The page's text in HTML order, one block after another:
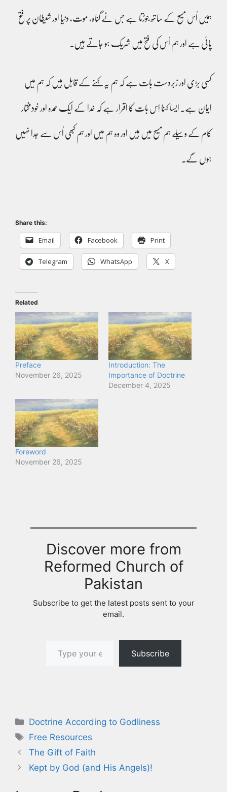
ہمیں اُس مسیح کے ساتھ جوڑتا ہے جس نے گناہ، موت، دنیا اور شیطان پر فتح
پائی ہے اور ہم اُس کی فتح میں شریک ہو جاتے ہیں۔
کسی بڑی اور زبردست بات ہے کہ ہم یہ کہنے کے قابل ہیں کہ ہم میں
ایمان ہے۔ ایسا کہنا اِس بات کا اقرار ہے کہ خدا کے ایک عمدہ اور خودمختار
کام کے وسیلے ہم مسیح میں ہیں اور وہ ہم میں اور ہم کبھی اُس سے جدا نہیں
ہوں گے۔
Share this:
Email Facebook Print
Telegram WhatsApp X
Related
Preface
November 26, 2025
Introduction: The
Importance of Doctrine
December 4, 2025
Foreword
November 26, 2025
Discover more from
Reformed Church of
Pakistan
Subscribe to get the latest posts sent to your
email.
Subscribe
Categories
Doctrine According to Godliness
Tags
Free Resources
The Gift of Faith
Kept by God (and His Angels)!